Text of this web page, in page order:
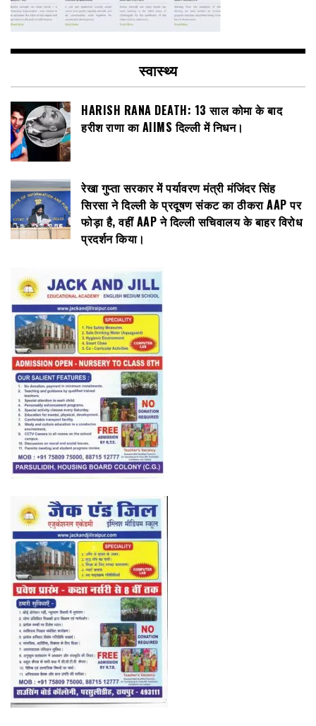
स्वास्थ्य
HARISH RANA DEATH: 13 साल कोमा के बाद
हरीश राणा का AIIMS दिल्ली में निधन।
रेखा गुप्ता सरकार में पर्यावरण मंत्री मंजिंदर सिंह
सिरसा ने दिल्ली के प्रदूषण संकट का ठीकरा AAP पर
फोड़ा है, वहीं AAP ने दिल्ली सचिवालय के बाहर विरोध
प्रदर्शन किया।